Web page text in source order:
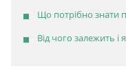
Що потрібно знати
Від чого залежить